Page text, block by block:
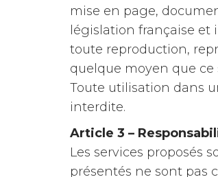
mise en page,
législation française
toute reproduction,
quelque moyen que
Toute utilisation dans
interdite.
Article 3 –
Les services proposés
présentés ne sont pas